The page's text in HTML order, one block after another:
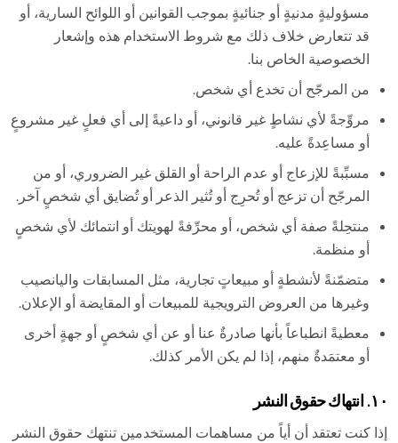
مسؤوليةٍ مدنيةٍ أو جنائيةٍ بموجب القوانين أو اللوائح السارية، أو
قد تتعارض خلاف ذلك مع شروط الاستخدام هذه وإشعار
الخصوصية الخاص بنا.
من المرجّح أن تخدع أي شخص.
مروِّجةً لأي نشاطٍ غير قانوني، أو داعيةً إلى أي فعلٍ غير مشروعٍ
أو مساعِدةً عليه.
مسبِّبةً للإزعاج أو عدم الراحة أو القلق غير الضروري، أو من
المرجّح أن تزعج أو تُحرِج أو تُثير الذعر أو تُضايق أي شخصٍ آخر.
منتحِلةً صفة أي شخص، أو محرِّفةً لهويتك أو انتمائك لأي شخصٍ
أو منظمة.
متضمّنةً لأنشطةٍ أو مبيعاتٍ تجارية، مثل المسابقات واليانصيب
وغيرها من العروض الترويجية للمبيعات أو المقايضة أو الإعلان.
معطيةً انطباعاً بأنها صادرةٌ عنا أو عن أي شخصٍ أو جهةٍ أخرى
أو معتمَدةٌ منهم، إذا لم يكن الأمر كذلك.
١٠. انتهاك حقوق النشر
إذا كنت تعتقد أن أياً من مساهمات المستخدمين تنتهك حقوق النشر